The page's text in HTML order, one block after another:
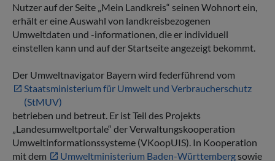
Nutzer auf der Seite „Mein Landkreis“ seinen Wohnort ein,
erhält er eine Auswahl von landkreisbezogenen
Umweltdaten und -informationen, die er individuell
einstellen kann und auf der Startseite angezeigt bekommt.
Der Umweltnavigator Bayern wird federführend vom
Staatsministerium für Umwelt und Verbraucherschutz
(StMUV)
betrieben und betreut. Er ist Teil des Projekts
„Landesumweltportale“ der Verwaltungskooperation
Umweltinformationssysteme (VKoopUIS). In Kooperation
mit dem
Umweltministerium Baden-Württemberg sowie